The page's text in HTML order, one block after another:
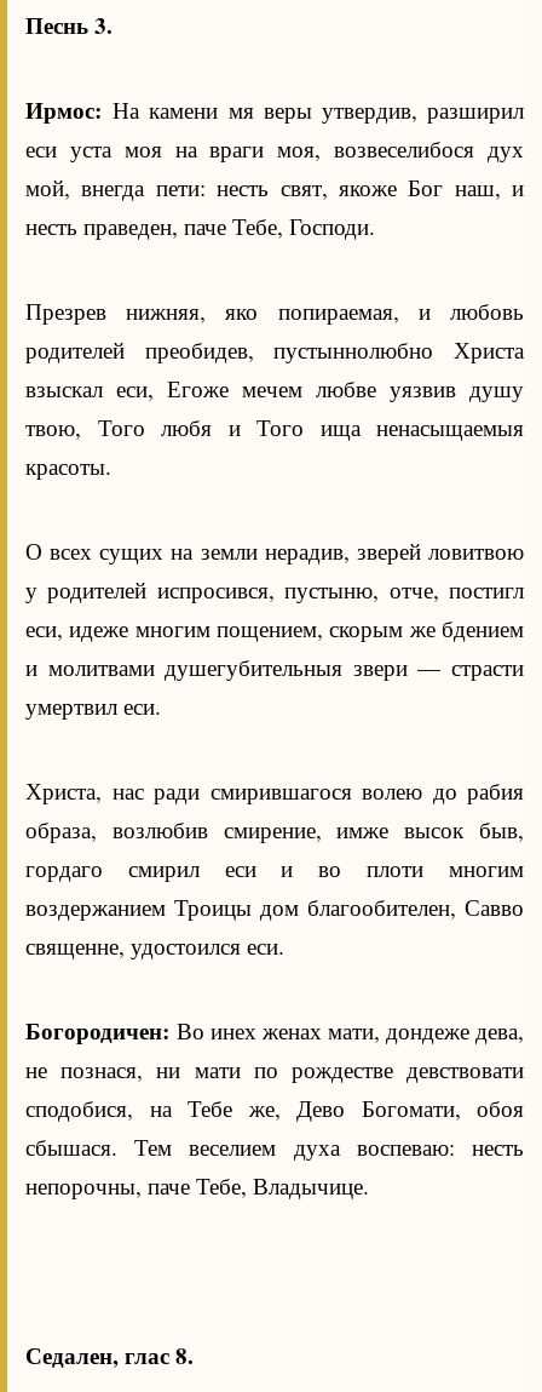
Песнь 3.
Ирмос:На камени мя веры утвердив, разширил
еси уста моя на враги моя, возвеселибося дух
мой, внегда пети: несть свят, якоже Бог наш, и
несть праведен, паче Тебе, Господи.
Презрев нижняя, яко попираемая, и любовь
родителей преобидев, пустыннолюбно Христа
взыскал еси, Егоже мечем любве уязвив душу
твою, Того любя и Того ища ненасыщаемыя
красоты.
О всех сущих на земли нерадив, зверей ловитвою
у родителей испросився, пустыню, отче, постигл
еси, идеже многим пощением, скорым же бдением
и молитвами душегубительныя звери — страсти
умертвил еси.
Христа, нас ради смирившагося волею до рабия
образа, возлюбив смирение, имже высок быв,
гордаго смирил еси и во плоти многим
воздержанием Троицы дом благообителен, Савво
священне, удостоился еси.
Богородичен: Во инех женах мати, дондеже дева,
не познася, ни мати по рождестве девствовати
сподобися, на Тебе же, Дево Богомати, обоя
сбышася. Тем веселием духа воспеваю: несть
непорочны, паче Тебе, Владычице.
Седален, глас 8.